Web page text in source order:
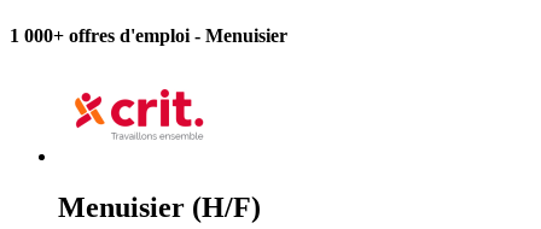
1 000+ offres d'emploi - Menuisier
Menuisier (H/F)